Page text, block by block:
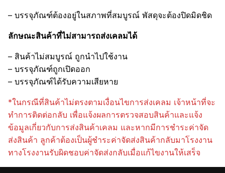
– บรรจุภัณฑ์ต้องอยู่ในสภาพที่สมบูรณ์ พัสดุจะต้องปิดมิดชิด
ลักษณะสินค้าที่ไม่สามารถส่งเคลมได้
– สินค้าไม่สมบูรณ์ ถูกนำไปใช้งาน
– บรรจุภัณฑ์ถูกเปิดออก
– บรรจุภัณฑ์ได้รับความเสียหาย
*ในกรณีที่สินค้าไม่ตรงตามเงื่อนไขการส่งเคลม เจ้าหน้าที่จะ
ทำการติดต่อกลับ เพื่อแจ้งผลการตรวจสอบสินค้าและแจ้ง
ข้อมูลเกี่ยวกับการส่งสินค้าเคลม และหากมีการชำระค่าจัด
ส่งสินค้า ลูกค้าต้องเป็นผู้ชำระค่าจัดส่งสินค้ากลับมาโรงงาน
ทางโรงงานรับผิดชอบค่าจัดส่งกลับเมื่อแก้ไขงานให้เสร็จ